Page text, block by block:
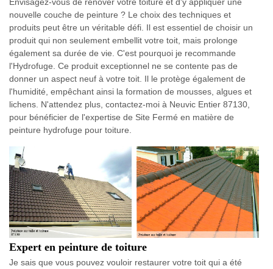
nouvelle couche de peinture ? Le choix des techniques et
produits peut être un véritable défi. Il est essentiel de choisir un
produit qui non seulement embellit votre toit, mais prolonge
également sa durée de vie. C'est pourquoi je recommande
l'Hydrofuge. Ce produit exceptionnel ne se contente pas de
donner un aspect neuf à votre toit. Il le protège également de
l'humidité, empêchant ainsi la formation de mousses, algues et
lichens. N'attendez plus, contactez-moi à Neuvic Entier 87130,
pour bénéficier de l'expertise de Site Fermé en matière de
peinture hydrofuge pour toiture.
Expert en peinture de toiture
Je sais que vous pouvez vouloir restaurer votre toit qui a été